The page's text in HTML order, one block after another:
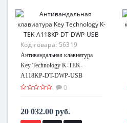
Код товара: 56319
Антивандальная клавиатура
Key Technology K-TEK-
A118KP-DT-DWP-USB
0
20 032.00 руб.